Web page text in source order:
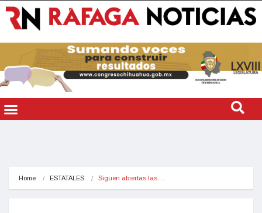
Home ESTATALES Siguen abiertas las…